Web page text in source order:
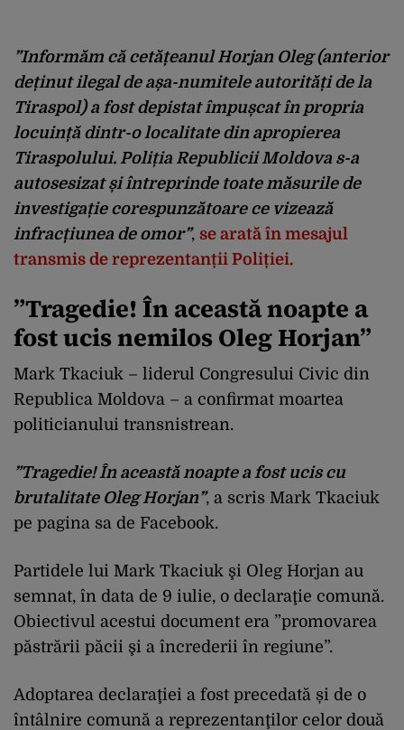
”Informăm că cetățeanul Horjan Oleg (anterior
deținut ilegal de așa-numitele autorități de la
Tiraspol) a fost depistat împușcat în propria
locuință dintr-o localitate din apropierea
Tiraspolului. Poliția Republicii Moldova s-a
autosesizat și întreprinde toate măsurile de
investigație corespunzătoare ce vizează
infracțiunea de omor”, se arată în mesajul
transmis de reprezentanții Poliției.
”Tragedie! În această noapte a
fost ucis nemilos Oleg Horjan”
Mark Tkaciuk – liderul Congresului Civic din
Republica Moldova – a confirmat moartea
politicianului transnistrean.
”Tragedie! În această noapte a fost ucis cu
brutalitate Oleg Horjan”, a scris Mark Tkaciuk
pe pagina sa de Facebook.
Partidele lui Mark Tkaciuk şi Oleg Horjan au
semnat, în data de 9 iulie, o declaraţie comună.
Obiectivul acestui document era ”promovarea
păstrării păcii şi a încrederii în regiune”.
Adoptarea declaraţiei a fost precedată și de o
întâlnire comună a reprezentanţilor celor două